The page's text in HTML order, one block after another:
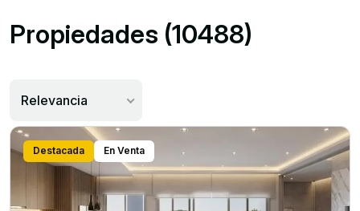
Propiedades (10488)
Relevancia
Destacada En Venta